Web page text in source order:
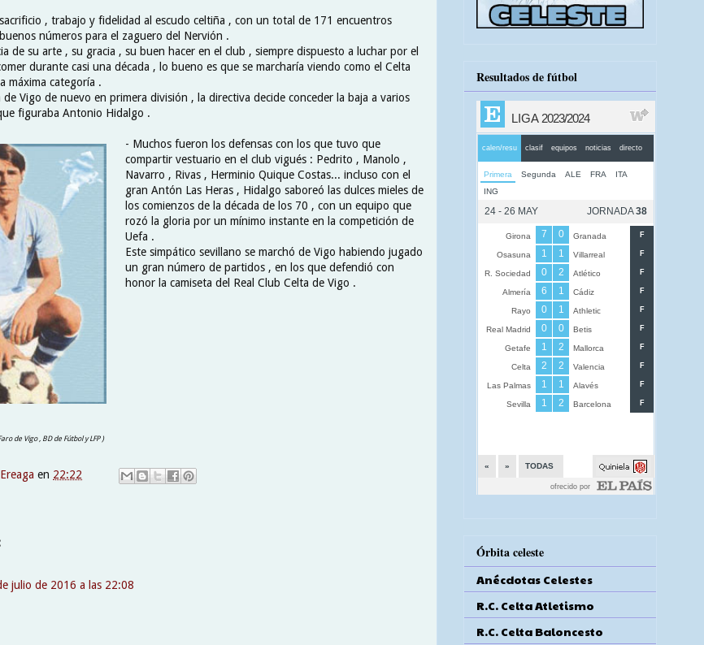
, trabajo y fidelidad al escudo celtiña , con un total de 171 encuentros
números para el zaguero del Nervión .
de su arte , su gracia , su buen hacer en el club , siempre dispuesto a luchar por el
durante casi una década , lo bueno es que se marcharía viendo como el Celta
máxima categoría .
Vigo de nuevo en primera división , la directiva decide conceder la baja a varios
figuraba Antonio Hidalgo .
- Muchos fueron los defensas con los que tuvo que
compartir vestuario en el club vigués : Pedrito , Manolo ,
Navarro , Rivas , Herminio Quique Costas... incluso con el
gran Antón Las Heras , Hidalgo saboreó las dulces mieles de
los comienzos de la década de los 70 , con un equipo que
rozó la gloria por un mínimo instante en la competición de
Uefa .
Este simpático sevillano se marchó de Vigo habiendo jugado
un gran número de partidos , en los que defendió con
honor la camiseta del Real Club Celta de Vigo .
de Vigo , BD de Fútbol y LFP )
en 22:22
julio de 2016 a las 22:08
Resultados de fútbol
Órbita celeste
Anécdotas Celestes
R.C. Celta Atletismo
R.C. Celta Baloncesto